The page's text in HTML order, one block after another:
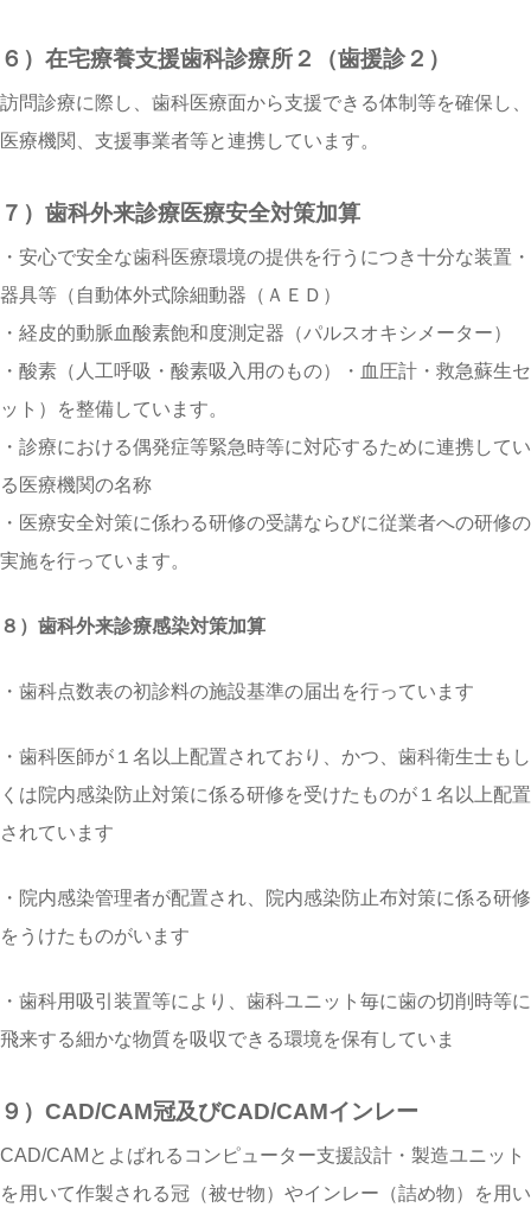
６）在宅療養支援歯科診療所２（歯援診２）
訪問診療に際し、⻭科医療⾯から⽀援できる体制等を確保し、
医療機関、⽀援事業者等と連携しています。
７）歯科外来診療医療安全対策加算
・安心で安全な歯科医療環境の提供を行うにつき十分な装置・
器具等（自動体外式除細動器（ＡＥＤ）
・経皮的動脈血酸素飽和度測定器（パルスオキシメーター）
・酸素（人工呼吸・酸素吸入用のもの）・血圧計・救急蘇生セ
ット）を整備しています。
・診療における偶発症等緊急時等に対応するために連携してい
る医療機関の名称
・医療安全対策に係わる研修の受講ならびに従業者への研修の
実施を行っています。
８）歯科外来診療感染対策加算
・歯科点数表の初診料の施設基準の届出を行っています
・歯科医師が１名以上配置されており、かつ、歯科衛生士もし
くは院内感染防止対策に係る研修を受けたものが１名以上配置
されています
・院内感染管理者が配置され、院内感染防止布対策に係る研修
をうけたものがいます
・歯科用吸引装置等により、歯科ユニット毎に歯の切削時等に
飛来する細かな物質を吸収できる環境を保有していま
９）CAD/CAM冠及びCAD/CAMインレー
CAD/CAMとよばれるコンピューター支援設計・製造ユニット
を用いて作製される冠（被せ物）やインレー（詰め物）を用い